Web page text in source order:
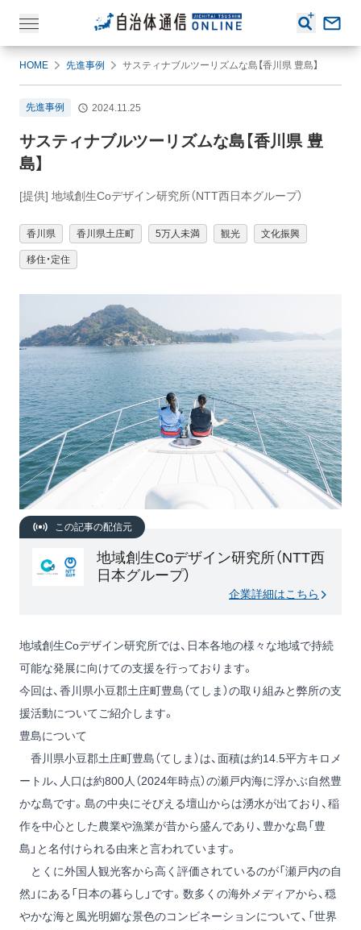
HOME 先進事例 サスティナブルツーリズムな島【香川県 豊島】
先進事例 2024.11.25
サスティナブルツーリズムな島【香川県 豊
島】
[提供] 地域創生Coデザイン研究所（NTT西日本グループ）
香川県 香川県土庄町 5万人未満 観光 文化振興
移住・定住
この記事の配信元
地域創生Coデザイン研究所（NTT西
日本グループ）
企業詳細はこちら
地域創生Coデザイン研究所では、日本各地の様々な地域で持続
可能な発展に向けての支援を行っております。
今回は、香川県小豆郡土庄町豊島（てしま）の取り組みと弊所の支
援活動についてご紹介します。
豊島について
香川県小豆郡土庄町豊島（てしま）は、面積は約14.5平方キロメ
ートル、人口は約800人（2024年時点）の瀬戸内海に浮かぶ自然豊
かな島です。島の中央にそびえる壇山からは湧水が出ており、稲
作を中心とした農業や漁業が昔から盛んであり、豊かな島「豊
島」と名付けられる由来と言われています。
とくに外国人観光客から高く評価されているのが「瀬戸内の自
然」にある「日本の暮らし」です。数多くの海外メディアから、穏
やかな海と風光明媚な景色のコンビネーションについて、「世界